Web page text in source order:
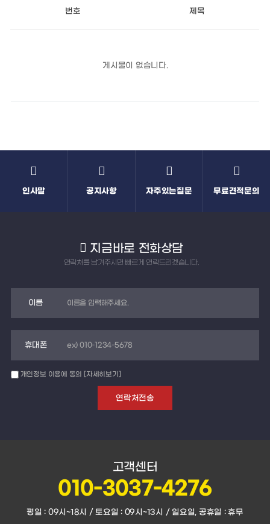
번호 제목
게시물이 없습니다.
인사말 공지사항 자주있는질문 무료견적문의
지금바로 전화상담
연락처를 남겨주시면 빠르게 연락드리겠습니다.
이름
휴대폰
개인정보 이용에 동의 [자세히보기]
고객센터
010-3037-4276
평일 : 09시~18시 / 토요일 : 09시~13시 / 일요일, 공휴일 : 휴무